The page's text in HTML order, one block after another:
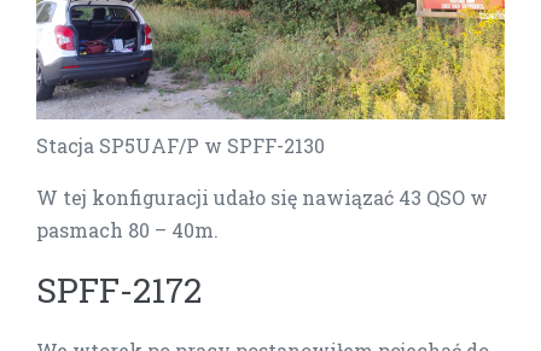
Stacja SP5UAF/P w SPFF-2130
W tej konfiguracji udało się nawiązać 43 QSO w
pasmach 80 – 40m.
SPFF-2172